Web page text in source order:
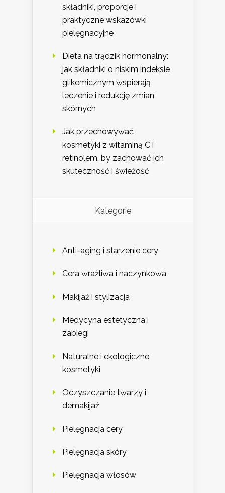
składniki, proporcje i
praktyczne wskazówki
pielęgnacyjne
Dieta na trądzik hormonalny:
jak składniki o niskim indeksie
glikemicznym wspierają
leczenie i redukcję zmian
skórnych
Jak przechowywać
kosmetyki z witaminą C i
retinolem, by zachować ich
skuteczność i świeżość
Kategorie
Anti-aging i starzenie cery
Cera wrażliwa i naczynkowa
Makijaż i stylizacja
Medycyna estetyczna i
zabiegi
Naturalne i ekologiczne
kosmetyki
Oczyszczanie twarzy i
demakijaż
Pielęgnacja cery
Pielęgnacja skóry
Pielęgnacja włosów